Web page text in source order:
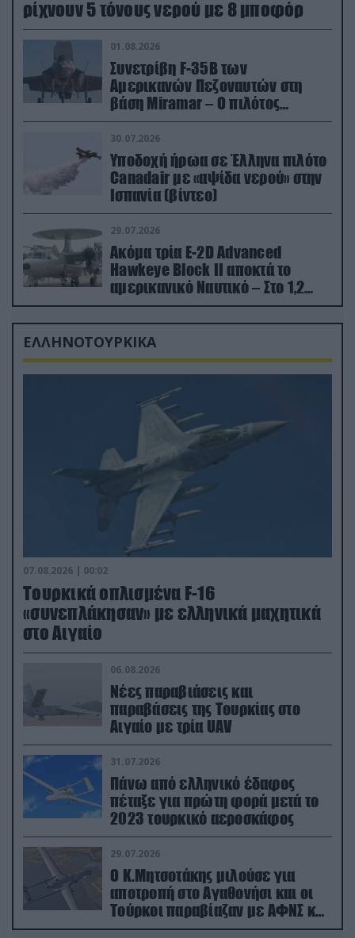
ρίχνουν 5 τόνους νερού με 8 μποφόρ
01.08.2026
Συνετρίβη F-35B των
Αμερικανών Πεζοναυτών στη
βάση Miramar – Ο πιλότος
εκτινάχθηκε εγκαίρως
30.07.2026
Υποδοχή ήρωα σε Έλληνα πιλότο
Canadair με «αψίδα νερού» στην
Ισπανία (βίντεο)
29.07.2026
Ακόμα τρία E-2D Advanced
Hawkeye Block II αποκτά το
αμερικανικό Ναυτικό – Στο 1,2
δισ.δολάρια το κόστος
ΕΛΛΗΝΟΤΟΥΡΚΙΚΑ
07.08.2026 | 00:02
Τουρκικά οπλισμένα F-16
«συνεπλάκησαν» με ελληνικά μαχητικά
στο Αιγαίο
06.08.2026
Νέες παραβιάσεις και
παραβάσεις της Τουρκίας στο
Αιγαίο με τρία UAV
31.07.2026
Πάνω από ελληνικό έδαφος
πέταξε για πρώτη φορά μετά το
2023 τουρκικό αεροσκάφος
29.07.2026
Ο Κ.Μητσοτάκης μιλούσε για
αποτροπή στο Αγαθονήσι και οι
Τούρκοι παραβίαζαν με ΑΦΝΣ και
drone